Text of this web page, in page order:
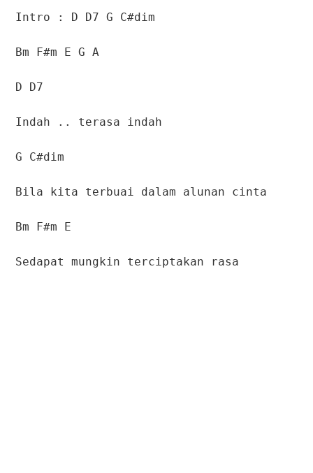
Intro : D D7 G C#dim
Bm F#m E G A
D D7
Indah .. terasa indah
G C#dim
Bila kita terbuai dalam alunan cinta
Bm F#m E
Sedapat mungkin terciptakan rasa